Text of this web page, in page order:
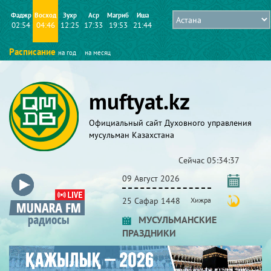
Фаджр
02:54
Восход
04:46
Зухр
12:25
Аср
17:33
Магриб
19:53
Иша
21:44
Расписание на год на месяц
muftyat.kz
Официальный сайт Духовного управления
мусульман Казахстана
Сейчас 05:34:37
09 Август 2026
25 Сафар 1448 Хижра
МУСУЛЬМАНСКИЕ
ПРАЗДНИКИ